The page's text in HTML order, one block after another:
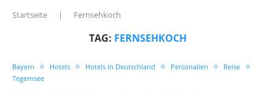
Startseite | Fernsehkoch
TAG: FERNSEHKOCH
Bayern Hotels Hotels in Deutschland Personalien
Reise
Tegernsee